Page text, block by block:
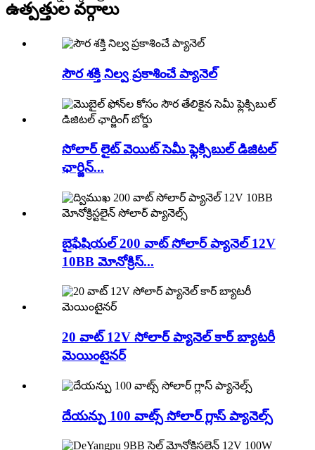
ఉత్పత్తుల వర్గాలు
సౌర శక్తి నిల్వ ప్రకాశించే ప్యానెల్
సోలార్ లైట్ వెయిట్ సెమీ ఫ్లెక్సిబుల్ డిజిటల్
ఛార్జిన్...
బైఫేషియల్ 200 వాట్ సోలార్ ప్యానెల్ 12V
10BB మోనోక్రిస్...
20 వాట్ 12V సోలార్ ప్యానెల్ కార్ బ్యాటరీ
మెయింటైనర్
దేయన్పు 100 వాట్స్ సోలార్ గ్లాస్ ప్యానెల్స్